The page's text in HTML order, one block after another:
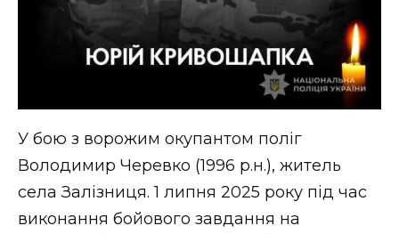
У бою з ворожим окупантом поліг
Володимир Черевко (1996 р.н.), житель
села Залізниця. 1 липня 2025 року під час
виконання бойового завдання на